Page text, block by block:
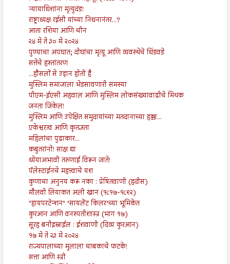
न्यायाधिशांना मृत्युदंड!
राष्ट्राध्यक्ष रईसी यांच्या निधनानंतर...?
आता रशिया आणि चीन
२४ मे ते ३० मे २०२४
पुण्याचा अपघात; दोघांचा मृत्यू आणि व्यवस्थेचे धिंडवडे
सत्तेचे हस्तांतरण
...हौसलों से उड़ान होती है
मुस्लिम समाजाला भेडसावणारी समस्या
पीएम-ईएसी अहवाल आणि मुस्लिम लोकसंख्यावाढीचे मिथक
जनता जिंकेल!
मुस्लिम आणि उपेक्षित समुदायांच्या मतदानाच्या हक्का...
एकेश्वरत्व आणि कृतज्ञता
महिलांचा पुढाकार...
कबुतरांनो! साक्ष द्या
ध्येयाअभावी तरुणाई विरून जाते!
पॅलेस्टाईनचे महत्त्वाचे यश
कुणाचा अनुनय करू नका : प्रेषितवाणी (हदीस)
मौलवी लियाकत अली खान (१८१७-१८९२)
"हायपरटेन्शन" ‘सायलेंट किलर’च्या भूमिकेत
कुरआन आणि वनस्पतीशास्त्र (भाग १७)
सूरह बनीइस्राईल : ईशवाणी (दिव्य कुरआन)
१७ मे ते २३ मे २०२४
राज्यपालाच्या मुलाला चाबकाचे फटके!
सत्ता आणि स्त्री